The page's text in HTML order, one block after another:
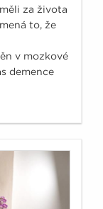
za života
to, že
v mozkové
demence